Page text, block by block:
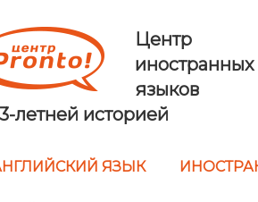
Центр
иностранных
языков
летней историей
ЯЗЫК